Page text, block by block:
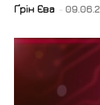
Ґрін Єва -